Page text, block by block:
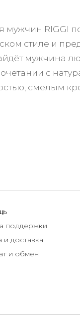
мужчин RIGGI
стиле и
мужчина
с
смелым
поддержки
и доставка
и обмен